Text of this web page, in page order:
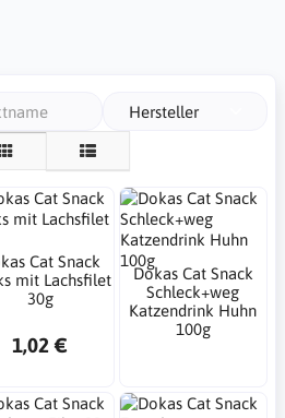
Hersteller
Cat Snack
mit Lachsfilet
30g
1,02 €
Dokas Cat Snack
Schleck+weg
Katzendrink Huhn
100g